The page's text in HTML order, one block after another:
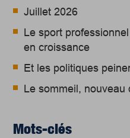
Juillet 2026
Le sport
en croissance
Et les politiques
Le sommeil,
Mots-clés